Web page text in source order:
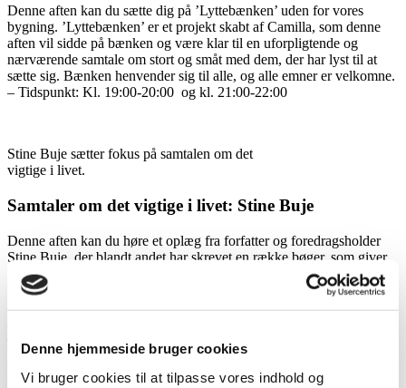
Denne hjemmeside bruger cookies
Vi bruger cookies til at tilpasse vores indhold og
Denne aften kan du sætte dig på ’Lyttebænken’ uden for vores
bygning. ’Lyttebænken’ er et projekt skabt af Camilla, som denne
aften vil sidde på bænken og være klar til en uforpligtende og
nærværende samtale om stort og småt med dem, der har lyst til at
sætte sig. Bænken henvender sig til alle, og alle emner er velkomne.
– Tidspunkt: Kl. 19:00-20:00 og kl. 21:00-22:00
Stine Buje sætter fokus på samtalen om det
vigtige i livet.
Samtaler om det vigtige i livet: Stine Buje
Denne aften kan du høre et oplæg fra forfatter og foredragsholder
Stine Buje, der blandt andet har skrevet en række bøger, som giver
inspiration til at tage stilling til livet. Stine Buje vil med
udgangspunkt i sine samtalekort sætte gode samtaler i gang om det
Poesi om livet: Claus Høxbroe